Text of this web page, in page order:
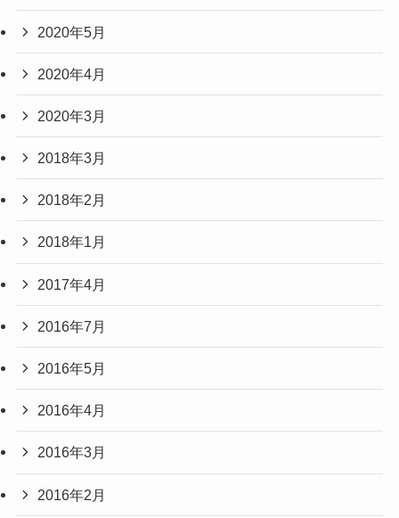
2020年5月
2020年4月
2020年3月
2018年3月
2018年2月
2018年1月
2017年4月
2016年7月
2016年5月
2016年4月
2016年3月
2016年2月